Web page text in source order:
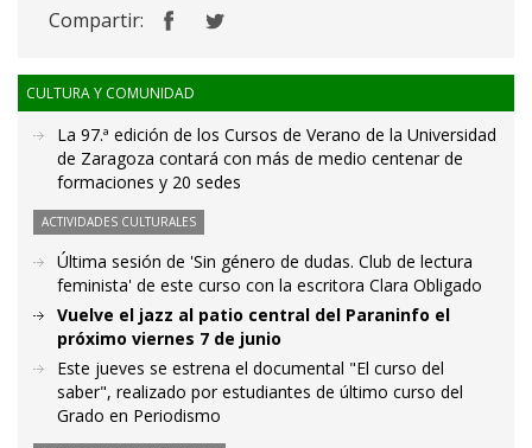
Compartir:
CULTURA Y COMUNIDAD
La 97.ª edición de los Cursos de Verano de la Universidad
de Zaragoza contará con más de medio centenar de
formaciones y 20 sedes
ACTIVIDADES CULTURALES
Última sesión de 'Sin género de dudas. Club de lectura
feminista' de este curso con la escritora Clara Obligado
Vuelve el jazz al patio central del Paraninfo el
próximo viernes 7 de junio
Este jueves se estrena el documental "El curso del
saber", realizado por estudiantes de último curso del
Grado en Periodismo